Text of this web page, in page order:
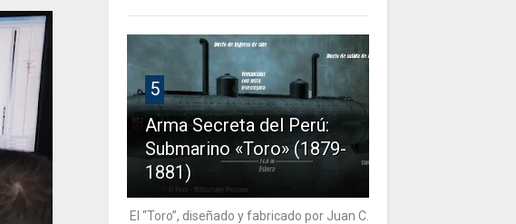
5
Arma Secreta del Perú:
Submarino «Toro» (1879-
1881)
El “Toro”, diseñado y fabricado por Juan C.